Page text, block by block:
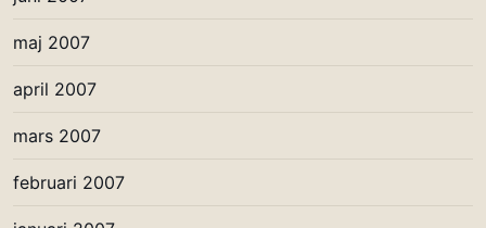
maj 2007
april 2007
mars 2007
februari 2007